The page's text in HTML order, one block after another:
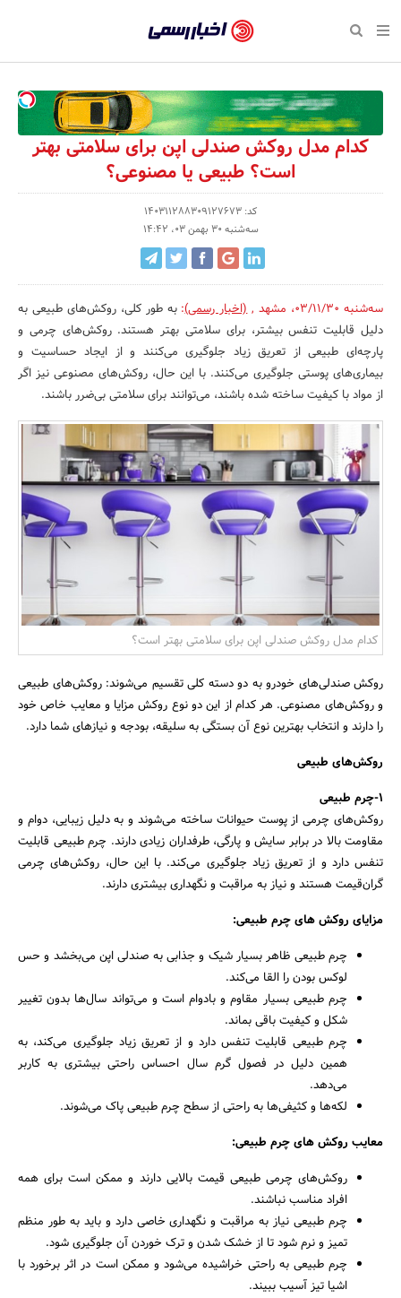
رسمی
-
اخبار
تایید
شده
شرکت‌ها،
سازمان‌ها
و
روابط
عمومی‌ها
بازگشت
صفحه نخست پایگاه خبری
اقتصادی
صفحه نخست اقتصادی
تجارت و بازار
کارآفرینی و استارتاپ
نفت، انرژی و صنایع
کسب و کار و خرده فروشی
صنایع غذایی و کشاورزی
کار و استخدام
بانک، بیمه و سرمایه
مسکن و ساختمان
اجتماعی
صفحه نخست اجتماعی
علم و آموزش
بهداشت و درمان
شهر و جامعه
محیط زیست
تبلیغات و روابط عمومی
صفحه نخست فرهنگی
رسانه‌ها
نشریات و کتاب
سینما و تئاتر
صنایع دستی
صفحه نخست ورزش
تازه‌های ورزش
مکان‌های ورزشی
تجهیزات ورزشی
صفحه نخست سبک زندگی
سلامت و زیبایی
روانشناسی و موفقیت
مد و لباس
رویداد
صفحه نخست رویداد
حراج و تخفیف
جشنواره، نمایشگاه و
مسابقه و فراخوان
جستجو
کدام مدل روکش صندلی اپن برای سلامتی بهتر
است؟ طبیعی یا مصنوعی؟
کد: 140311288309127673
سه‌شنبه 30 بهمن 03، 14:42
سه‌شنبه 03/11/30 ، مشهد ,(اخبار رسمی):به طور کلی، روکش‌های طبیعی به
دلیل قابلیت تنفس بیشتر، برای سلامتی بهتر هستند. روکش‌های چرمی و
پارچه‌ای طبیعی از تعریق زیاد جلوگیری می‌کنند و از ایجاد حساسیت و
بیماری‌های پوستی جلوگیری می‌کنند. با این حال، روکش‌های مصنوعی نیز اگر
از مواد با کیفیت ساخته شده باشند، می‌توانند برای سلامتی بی‌ضرر باشند.
کدام مدل روکش صندلی اپن برای سلامتی بهتر است؟
روکش صندلی‌های خودرو به دو دسته کلی تقسیم می‌شوند: روکش‌های طبیعی
و روکش‌های مصنوعی. هر کدام از این دو نوع روکش مزایا و معایب خاص خود
را دارند و انتخاب بهترین نوع آن بستگی به سلیقه، بودجه و نیازهای شما دارد.
روکش‌های طبیعی
1-چرم طبیعی
روکش‌های چرمی از پوست حیوانات ساخته می‌شوند و به دلیل زیبایی، دوام و
مقاومت بالا در برابر سایش و پارگی، طرفداران زیادی دارند. چرم طبیعی قابلیت
تنفس دارد و از تعریق زیاد جلوگیری می‌کند. با این حال، روکش‌های چرمی
گران‌قیمت هستند و نیاز به مراقبت و نگهداری بیشتری دارند.
مزایای روکش های چرم طبیعی:
چرم طبیعی ظاهر بسیار شیک و جذابی به صندلی اپن می‌بخشد و حس
لوکس بودن را القا می‌کند.
چرم طبیعی بسیار مقاوم و بادوام است و می‌تواند سال‌ها بدون تغییر
شکل و کیفیت باقی بماند.
چرم طبیعی قابلیت تنفس دارد و از تعریق زیاد جلوگیری می‌کند، به
همین دلیل در فصول گرم سال احساس راحتی بیشتری به کاربر
می‌دهد.
لکه‌ها و کثیفی‌ها به راحتی از سطح چرم طبیعی پاک می‌شوند.
معایب روکش های چرم طبیعی:
روکش‌های چرمی طبیعی قیمت بالایی دارند و ممکن است برای همه
افراد مناسب نباشند.
چرم طبیعی نیاز به مراقبت و نگهداری خاصی دارد و باید به طور منظم
تمیز و نرم شود تا از خشک شدن و ترک خوردن آن جلوگیری شود.
چرم طبیعی به راحتی خراشیده می‌شود و ممکن است در اثر برخورد با
اشیا تیز آسیب ببیند.